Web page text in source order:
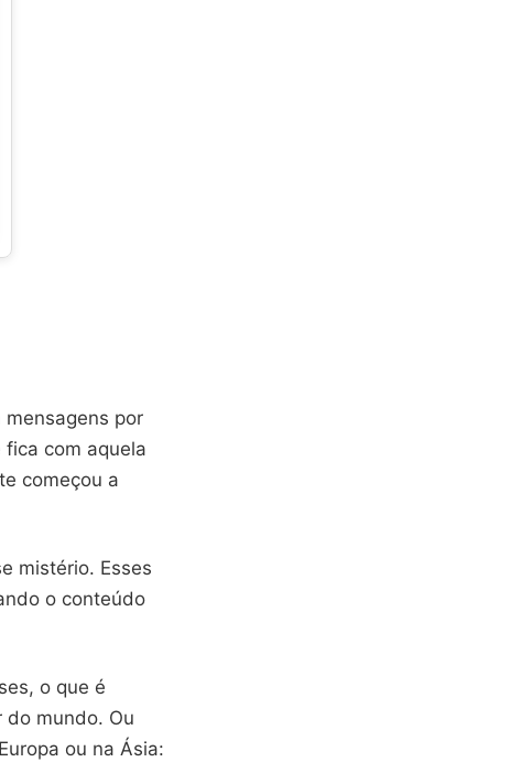
por
com aquela
começou a
mistério. Esses
o conteúdo
o que é
do mundo. Ou
ou na Ásia: